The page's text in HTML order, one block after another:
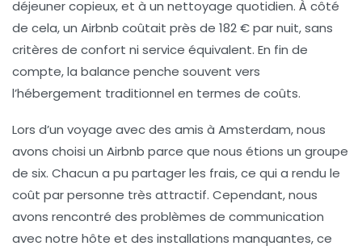
déjeuner copieux, et à un nettoyage quotidien. À côté
de cela, un Airbnb coûtait près de 182 € par nuit, sans
critères de confort ni service équivalent. En fin de
compte, la balance penche souvent vers
l’hébergement traditionnel en termes de coûts.
Lors d’un voyage avec des amis à Amsterdam, nous
avons choisi un Airbnb parce que nous étions un groupe
de six. Chacun a pu partager les frais, ce qui a rendu le
coût par personne très attractif. Cependant, nous
avons rencontré des problèmes de communication
avec notre hôte et des installations manquantes, ce